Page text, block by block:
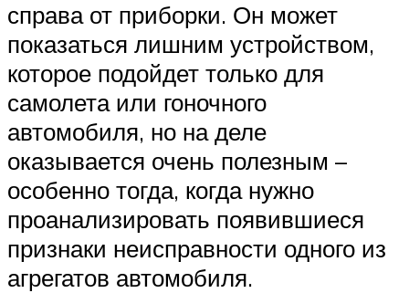
справа от приборки. Он может
показаться лишним устройством,
которое подойдет только для
самолета или гоночного
автомобиля, но на деле
оказывается очень полезным –
особенно тогда, когда нужно
проанализировать появившиеся
признаки неисправности одного из
агрегатов автомобиля.